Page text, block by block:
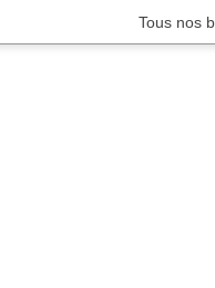
Tous nos